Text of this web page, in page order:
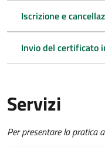
Iscrizione e
Invio del certificato
Servizi
Per presentare la pratica